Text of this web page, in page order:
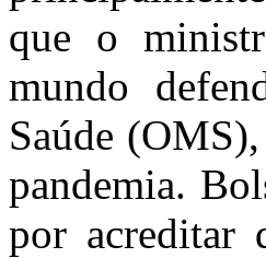
que o
mundo
Saúde
pandemia.
por acreditar